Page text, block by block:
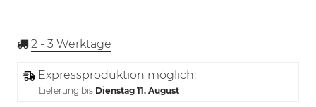
2 - 3 Werktage
Expressproduktion möglich:
Lieferung bis Dienstag 11. August